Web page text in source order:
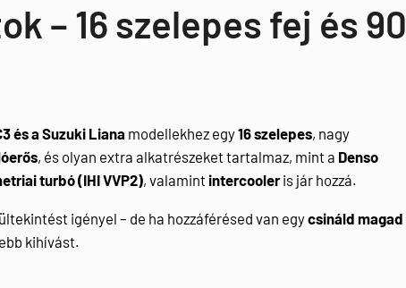
– 16 szelepes fej és 90
és a Suzuki Liana modellekhez egy16 szelepes, nagy
, és olyan extra alkatrészeket tartalmaz, mint a Denso
turbó (IHI VVP2), valamint intercooleris jár hozzá.
igényel – de ha hozzáférésed van egycsináld magad
kihívást.